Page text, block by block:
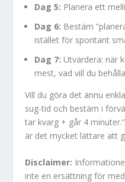
Dag 5: Planera ett
Dag 6: Bestäm
istället för spontant
Dag 7: Utvärdera: när
mest, vad vill du
Vill du göra det ännu
sug-tid och bestäm i
tar kvarg + går 4
är det mycket lättare att
Disclaimer:
inte en ersättning för